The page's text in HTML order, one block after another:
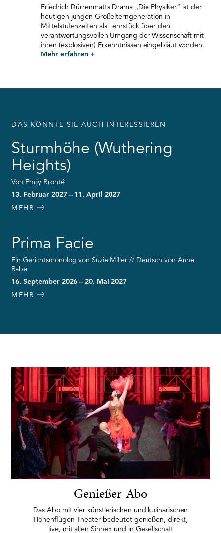
Friedrich Dürrenmatts Drama „Die Physiker“ ist der
heutigen jungen Großelterngeneration in
Mittelstufenzeiten als Lehrstück über den
verantwortungsvollen Umgang der Wissenschaft mit
ihren (explosiven) Erkenntnissen eingebläut worden.
Mehr erfahren +
DAS KÖNNTE SIE AUCH INTERESSIEREN
Sturmhöhe (Wuthering
Heights)
Von Emily Brontë
13. Februar 2027 – 11. April 2027
MEHR
Prima Facie
Ein Gerichtsmonolog von Suzie Miller // Deutsch von Anne
Rabe
16. September 2026 – 20. Mai 2027
MEHR
Genießer-Abo
Das Abo mit vier künstlerischen und kulinarischen
Höhenflügen Theater bedeutet genießen, direkt,
live, mit allen Sinnen und in Gesellschaft